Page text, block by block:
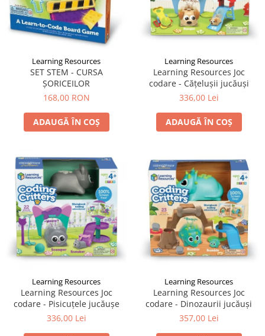
Learning Resources
SET STEM - CURSA
ȘORICEILOR
168,00 RON
ADAUGĂ ÎN COȘ
Learning Resources
Learning Resources Joc
codare - Căţeluşii jucăuşi
336,00 Lei
ADAUGĂ ÎN COȘ
Learning Resources
Learning Resources Joc
codare - Pisicuţele jucăuşe
336,00 Lei
Learning Resources
Learning Resources Joc
codare - Dinozaurii jucăuși
357,00 Lei